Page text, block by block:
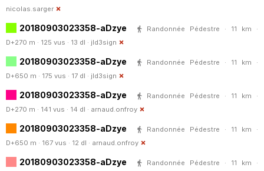
nicolas.sarger
20180903023358-aDzye
Randonnée Pédestre · 11 km ·
D+270 m · 125 vus · 13 dl · jld3sign
20180903023358-aDzye
Randonnée Pédestre · 11 km ·
D+650 m · 175 vus · 17 dl · jld3sign
20180903023358-aDzye
Randonnée Pédestre · 11 km ·
D+270 m · 141 vus · 14 dl · arnaud.onfroy
20180903023358-aDzye
Randonnée Pédestre · 11 km ·
D+650 m · 167 vus · 12 dl · arnaud.onfroy
20180903023358-aDzye
Randonnée Pédestre · 11 km ·